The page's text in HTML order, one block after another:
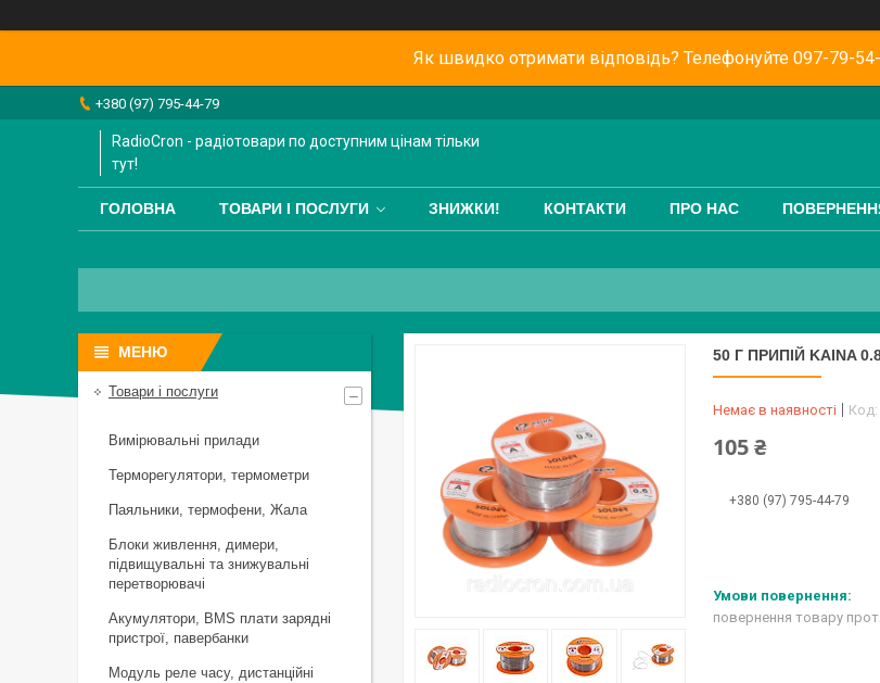
Як швидко отримати відповідь? Телефонуйте 097-79-
+380 (97) 795-44-79
RadioCron - радіотовари по доступним цінам тільки
тут!
ГОЛОВНА ТОВАРИ І ПОСЛУГИ ЗНИЖКИ! КОНТАКТИ ПРО НАС
50 Г ПРИПІЙ KAINA
Немає в наявності Код:
105 ₴
+380 (97) 795-44-79
повернення товару
Товари і послуги
Вимірювальні прилади
Терморегулятори, термометри
Паяльники, термофени, Жала
Блоки живлення, димери,
підвищувальні та знижувальні
перетворювачі
Акумулятори, BMS плати зарядні
пристрої, павербанки
Модуль реле часу, дистанційні